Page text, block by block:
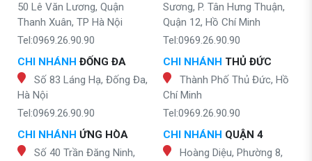
50 Lê Văn Lương, Quận
Thanh Xuân, TP Hà Nội
Tel:0969.26.90.90
CHI NHÁNH ĐỐNG ĐA
Số 83 Láng Hạ, Đống Đa,
Hà Nội
Tel:0969.26.90.90
CHI NHÁNH ỨNG HÒA
Số 40 Trần Đăng Ninh,
Sương, P. Tân Hưng Thuận,
Quận 12, Hồ Chí Minh
Tel:0969.26.90.90
CHI NHÁNH THỦ ĐỨC
Thành Phố Thủ Đức, Hồ
Chí Minh
Tel:0969.26.90.90
CHI NHÁNH QUẬN 4
Hoàng Diệu, Phường 8,